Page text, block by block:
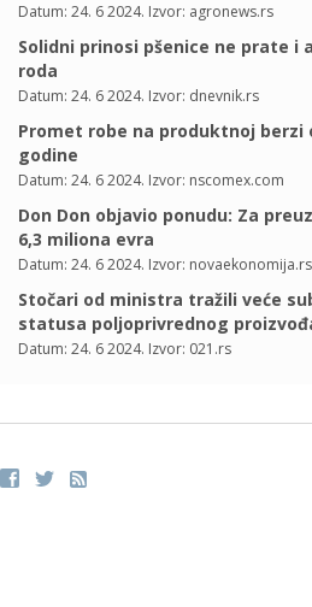
Datum: 24. 6 2024. Izvor: agronews.rs
Solidni prinosi pšenice ne prate i
roda
Datum: 24. 6 2024. Izvor: dnevnik.rs
Promet robe na produktnoj berzi
godine
Datum: 24. 6 2024. Izvor: nscomex.com
Don Don objavio ponudu: Za
6,3 miliona evra
Datum: 24. 6 2024. Izvor: novaekonomija.rs
Stočari od ministra tražili veće
statusa poljoprivrednog
Datum: 24. 6 2024. Izvor: 021.rs